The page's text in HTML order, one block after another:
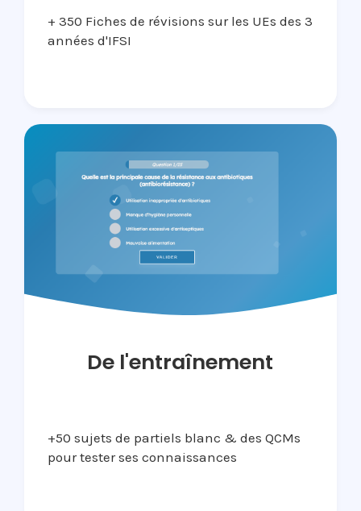
+ 350 Fiches de révisions sur les UEs des 3
années d'IFSI
De l'entraînement
+50 sujets de partiels blanc & des QCMs
pour tester ses connaissances